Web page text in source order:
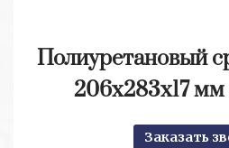
Полиуретановый
206х283х17
Заказать